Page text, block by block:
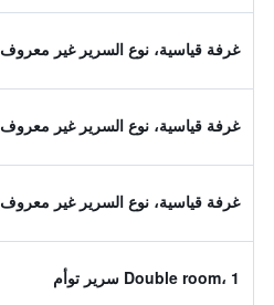
غرفة قياسية، نوع السرير غير معروف
غرفة قياسية، نوع السرير غير معروف
غرفة قياسية، نوع السرير غير معروف
Double room، 1 سرير توأم